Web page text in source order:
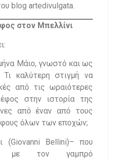
blog artedivulgata.
στον Μπελλίνι
Μάιο, γνωστό και ως
καλύτερη στιγμή να
από τις ωραιότερες
στην ιστορία της
από έναν από τους
όλων των εποχών;
(Giovanni Bellini)– που
με τον γαμπρό